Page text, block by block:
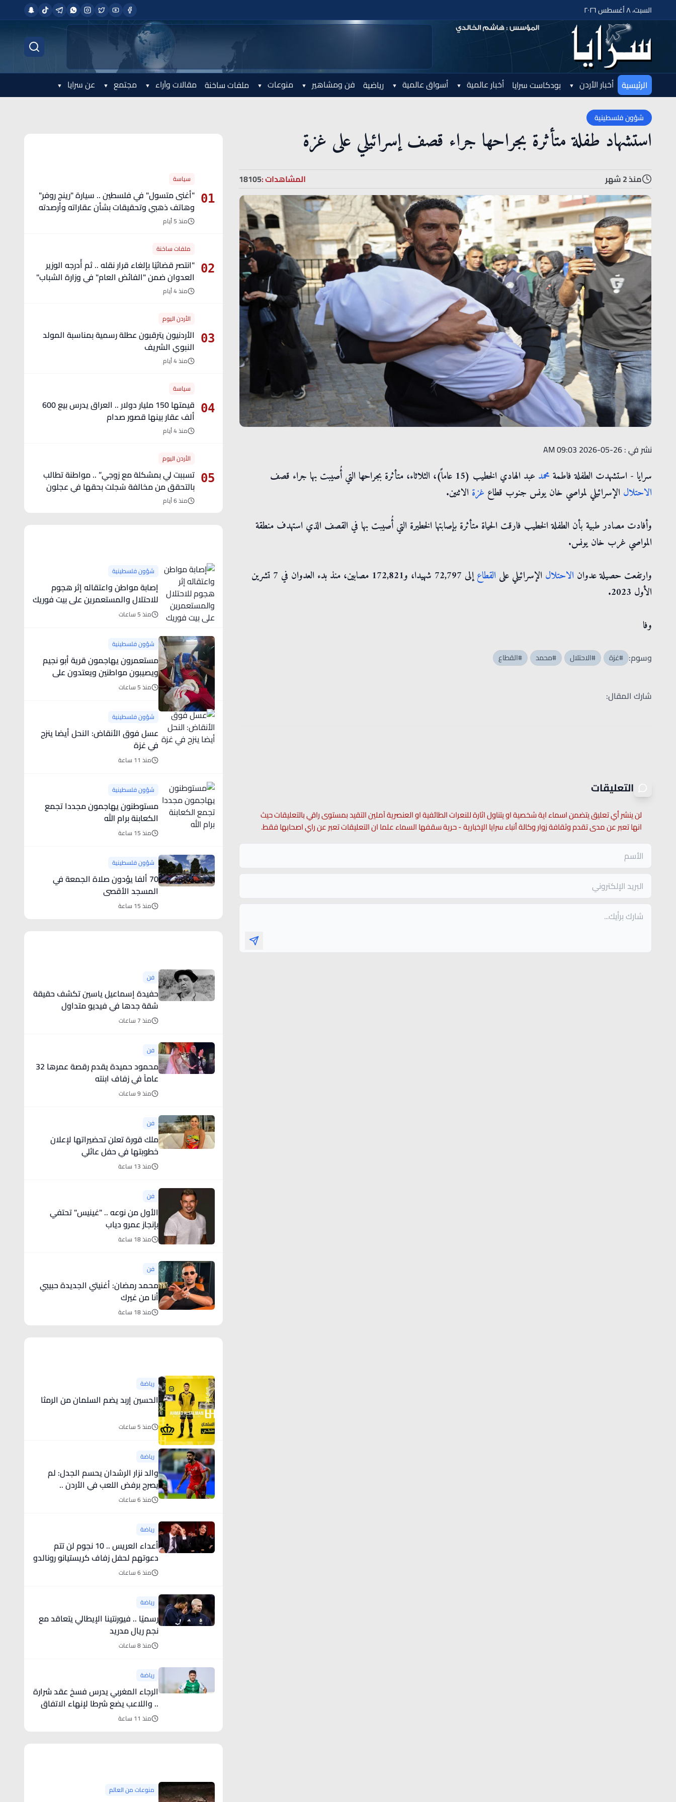
السبت، ٨ أغسطس ٢٠٢٦
الرئيسية أخبار الأردن بودكاست سرايا أخبار عالمية أسواق عالمية رياضية فن ومشاهير منوعات ملفات ساخنة مقالات وآراء مجتمع عن سرايا
شؤون فلسطينية
استشهاد طفلة متأثرة بجراحها جراء قصف إسرائيلي على غزة
منذ 2 شهر المشاهدات :18105
نشر في : 26-05-2026 09:03 AM
سرايا - استشهدت الطفلة فاطمةمحمد عبد الهادي الخطيب (15 عاماً)، الثلاثاء، متأثرة بجراحها التي أُصيبت بها جراء قصف
الاحتلال الإسرائيلي لمواصي خان يونس جنوب قطاع غزة الاثنين.
وأفادت مصادر طبية بأن الطفلة الخطيب فارقت الحياة متأثرة بإصابتها الخطيرة التي أُصيبت بها في القصف الذي استهدف منطقة
المواصي غرب خان يونس.
وارتفعت حصيلة عدوان الاحتلال الإسرائيلي على القطاع
إلى 72,797 شهيدا، و172,821 مصابين، منذ بدء العدوان في 7 تشرين
الأول 2023.
وفا
وسوم: #غزة #الاحتلال #محمد #القطاع
شارك المقال:
التعليقات
لن ينشر أي تعليق يتضمن اسماء اية شخصية او يتناول اثارة للنعرات الطائفية او العنصرية آملين التقيد بمستوى راقي بالتعليقات حيث
انها تعبر عن مدى تقدم وثقافة زوار وكالة أنباء سرايا الإخبارية - حرية سقفها السماء علما ان التعليقات تعبر عن راي اصحابها فقط.
01
سياسة
"أغنى متسول" في فلسطين .. سيارة "رينج روفر"
وهاتف ذهبي وتحقيقات بشأن عقاراته وأرصدته
منذ 5 أيام
02
ملفات ساخنة
"انتصر قضائيًا بإلغاء قرار نقله .. ثم أُدرجه الوزير
العدوان ضمن "الفائض العام" في وزارة الشباب"
- تفاصيل
منذ 4 أيام
03
الأردن اليوم
الأردنيون يترقبون عطلة رسمية بمناسبة المولد
النبوي الشريف
منذ 4 أيام
04
سياسة
قيمتها 150 مليار دولار .. العراق يدرس بيع 600
ألف عقار بينها قصور صدام
منذ 4 أيام
05
الأردن اليوم
تسببت لي بمشكلة مع زوجي” .. مواطنة تطالب
بالتحقق من مخالفة سُجلت بحقها في عجلون
منذ 6 أيام
شؤون فلسطينية
إصابة مواطن واعتقاله إثر هجوم
للاحتلال والمستعمرين على بيت فوريك
منذ 5 ساعات
شؤون فلسطينية
مستعمرون يهاجمون قرية أبو نجيم
ويصيبون مواطنين ويعتدون على
طواقم الإسعاف
منذ 5 ساعات
شؤون فلسطينية
عسل فوق الأنقاض: النحل أيضا ينزح
في غزة
منذ 11 ساعة
شؤون فلسطينية
مستوطنون يهاجمون مجددا تجمع
الكعابنة برام الله
منذ 15 ساعة
شؤون فلسطينية
70 ألفا يؤدون صلاة الجمعة في
المسجد الأقصى
منذ 15 ساعة
فن
حفيدة إسماعيل ياسين تكشف حقيقة
شقة جدها في فيديو متداول
منذ 7 ساعات
فن
محمود حميدة يقدم رقصة عمرها 32
عاماً في زفاف ابنته
منذ 9 ساعات
فن
ملك قورة تعلن تحضيراتها لإعلان
خطوبتها في حفل عائلي
منذ 13 ساعة
فن
الأول من نوعه .. "غينيس" تحتفي
بإنجاز عمرو دياب
منذ 18 ساعة
فن
محمد رمضان: أغنيتي الجديدة حبيبي
أنا من غيرك
منذ 18 ساعة
رياضة
الحسين إربد يضم السلمان من الرمثا
منذ 5 ساعات
رياضة
والد نزار الرشدان يحسم الجدل: لم
يصرح برفض اللعب في الأردن ..
ومستقبله بيد الله
منذ 6 ساعات
رياضة
أعداء العريس .. 10 نجوم لن تتم
دعوتهم لحفل زفاف كريستيانو رونالدو
وجورجينا
منذ 6 ساعات
رياضة
رسميًا .. فيورنتينا الإيطالي يتعاقد مع
نجم ريال مدريد
منذ 8 ساعات
رياضة
الرجاء المغربي يدرس فسخ عقد شرارة
.. واللاعب يضع شرطا لإنهاء الاتفاق
منذ 11 ساعة
منوعات من العالم